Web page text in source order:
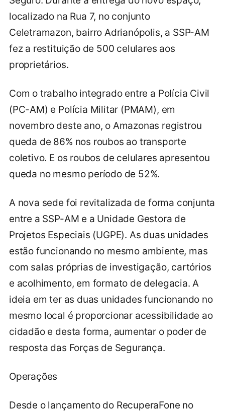
localizado na Rua 7, no conjunto
Celetramazon, bairro Adrianópolis, a SSP-AM
fez a restituição de 500 celulares aos
proprietários.
Com o trabalho integrado entre a Polícia Civil
(PC-AM) e Polícia Militar (PMAM), em
novembro deste ano, o Amazonas registrou
queda de 86% nos roubos ao transporte
coletivo. E os roubos de celulares apresentou
queda no mesmo período de 52%.
A nova sede foi revitalizada de forma conjunta
entre a SSP-AM e a Unidade Gestora de
Projetos Especiais (UGPE). As duas unidades
estão funcionando no mesmo ambiente, mas
com salas próprias de investigação, cartórios
e acolhimento, em formato de delegacia. A
ideia em ter as duas unidades funcionando no
mesmo local é proporcionar acessibilidade ao
cidadão e desta forma, aumentar o poder de
resposta das Forças de Segurança.
Operações
Desde o lançamento do RecuperaFone no